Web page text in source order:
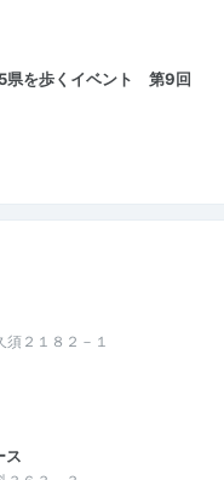
県を歩くイベント 第9回
２１８２－１
ス